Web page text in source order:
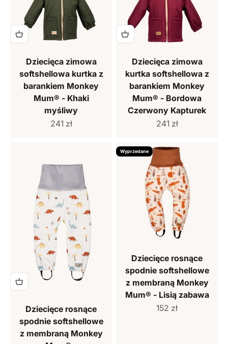
Dziecięca zimowa
softshellowa kurtka z
barankiem Monkey
Mum® - Khaki
myśliwy
Cena sprzedaży
241 zł
Dziecięca zimowa
kurtka softshellowa z
barankiem Monkey
Mum® - Bordowa
Czerwony Kapturek
Cena sprzedaży
241 zł
Dziecięce rosnące
spodnie softshellowe
z membraną Monkey
Wyprzedane
Dziecięce rosnące
spodnie softshellowe
z membraną Monkey
Mum® - Lisią zabawa
Cena sprzedaży
152 zł